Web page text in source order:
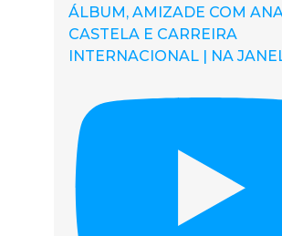
ÁLBUM, AMIZADE COM
CASTELA E CARREIRA
INTERNACIONAL | NA